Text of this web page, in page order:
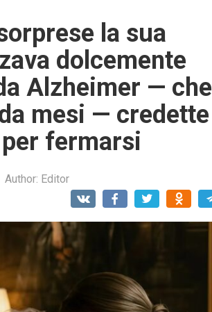
la sua
dolcemente
Alzheimer — che
mesi — credette
fermarsi
Author: Editor